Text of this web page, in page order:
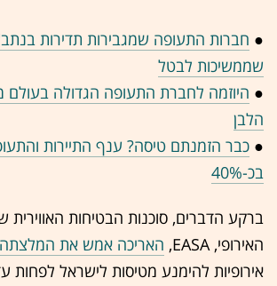
● חברות התעופה שמגבירות תדירות
שממשיכות לבטל
● היוזמה לחברת התעופה הגדולה
הלבן
● כבר הזמנתם טיסה? ענף התיירות
בכ-40%
ברקע הדברים, סוכנות הבטיחות האווירית
האירופי, EASA,
האריכה אמש את המלצתה